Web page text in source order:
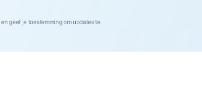
en geef je toestemming om updates te